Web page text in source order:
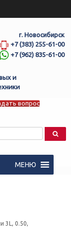
г. Новосибирск
+7 (383) 255-61-00
+7 (962) 835-61-00
и
вопрос
МЕНЮ
3L, 0.50,